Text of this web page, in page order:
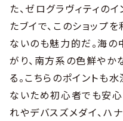
た、ゼログラヴィティの
たブイで、このショップ
ないのも魅力的だ。海の
がり、南方系の色鮮や
る。こちらのポイントも
ないため初心者でも安心
れやデバスズメダイ、ハ